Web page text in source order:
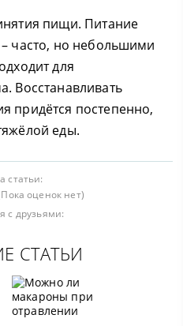
пищи. Питание
часто, но небольшими
для
Восстанавливать
придётся постепенно,
еды.
статьи:
оценок нет)
с друзьями:
СТАТЬИ